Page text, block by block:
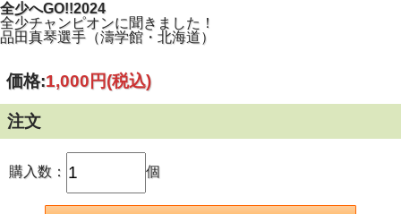
全少へGO!!2024
全少チャンピオンに聞きました！
品田真琴選手（濤学館・北海道）
価格:1,000円(税込)
注文
購入数： 個